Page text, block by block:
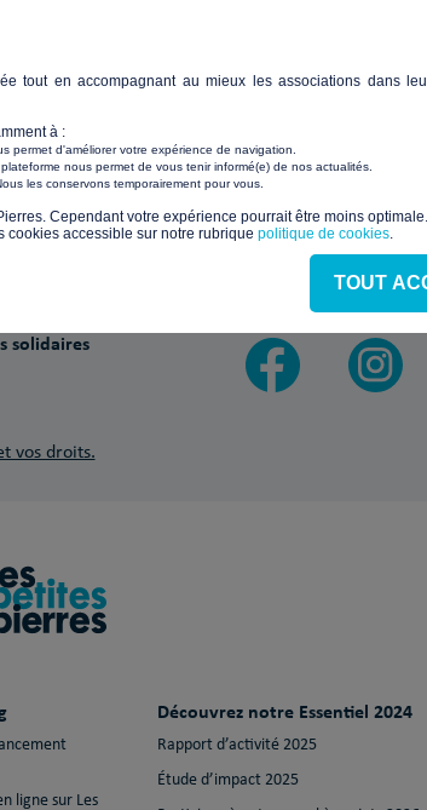
avec
solidaires
vos droits.
Suivez-nous
ligne sur Les
Découvrez notre Essentiel 2024
Rapport d’activité 2025
Étude d’impact 2025
tout en accompagnant au mieux les associations dans
à :
permet d'améliorer votre expérience de navigation.
nous permet de vous tenir informé(e) de nos actualités.
les conservons temporairement pour vous.
Cependant votre expérience pourrait être moins optimale.​
cookies accessible sur notre rubrique politique de cookies
TOUT